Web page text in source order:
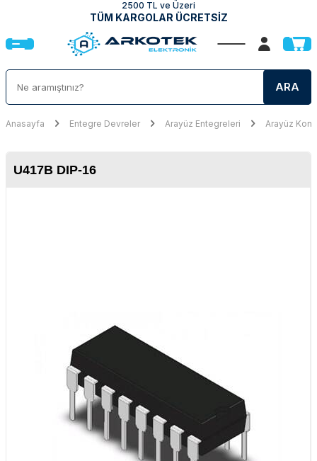
2500 TL ve Üzeri
TÜM KARGOLAR ÜCRETSİZ
ARA
Anasayfa Entegre Devreler Arayüz Entegreleri Arayüz
U417B DIP-16